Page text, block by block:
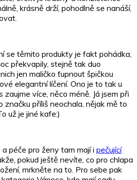
krásně drží, pohodlně se nanáší,
se těmito produkty je fakt pohádka,
překvapily, stejně tak duo
jen maličko ťupnout špičkou
elegantní líčení. Ono je to tak u
více, něco méně. Já jsem při
příliš neochala, nějak mě to
už je jiné kafe:)
péče pro ženy tam mají i pečující
pokud ještě nevíte, co pro chlapa
mrkněte na to. Pro sebe pak